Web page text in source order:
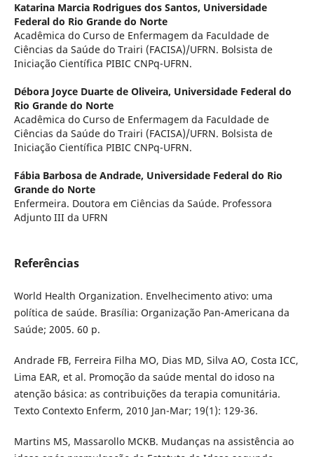
Katarina Marcia Rodrigues dos Santos, Universidade
Federal do Rio Grande do Norte
Acadêmica do Curso de Enfermagem da Faculdade de
Ciências da Saúde do Trairi (FACISA)/UFRN. Bolsista de
Iniciação Científica PIBIC CNPq-UFRN.
Débora Joyce Duarte de Oliveira, Universidade Federal do
Rio Grande do Norte
Acadêmica do Curso de Enfermagem da Faculdade de
Ciências da Saúde do Trairi (FACISA)/UFRN. Bolsista de
Iniciação Científica PIBIC CNPq-UFRN.
Fábia Barbosa de Andrade, Universidade Federal do Rio
Grande do Norte
Enfermeira. Doutora em Ciências da Saúde. Professora
Adjunto III da UFRN
Referências
World Health Organization. Envelhecimento ativo: uma
política de saúde. Brasília: Organização Pan-Americana da
Saúde; 2005. 60 p.
Andrade FB, Ferreira Filha MO, Dias MD, Silva AO, Costa ICC,
Lima EAR, et al. Promoção da saúde mental do idoso na
atenção básica: as contribuições da terapia comunitária.
Texto Contexto Enferm, 2010 Jan-Mar; 19(1): 129-36.
Martins MS, Massarollo MCKB. Mudanças na assistência ao